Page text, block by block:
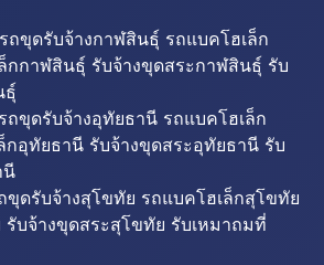
ถขุดรับจ้างกาฬสินธุ์ รถแบคโฮเล็ก
กกาฬสินธุ์ รับจ้างขุดสระกาฬสินธุ์ รับ
ธุ์
ถขุดรับจ้างอุทัยธานี รถแบคโฮเล็ก
กอุทัยธานี รับจ้างขุดสระอุทัยธานี รับ
นี
ขุดรับจ้างสุโขทัย รถแบคโฮเล็กสุโขทัย
รับจ้างขุดสระสุโขทัย รับเหมาถมที่